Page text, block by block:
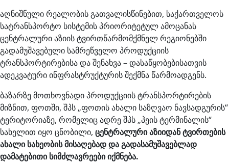
აღნიშნული რეალობის გათვალისწინებით, საქართველოს
სატრანსპორტო სისტემის პრიორიტეტულ ამოცანას
ცენტრალური აზიის ტვირთწარმომქმნელ რეგიონებში
გადამუშავებული სამრეწველო პროდუქციის
ტრანსპორტირებისა და შენახვა – დასაწყობებისათვის
ადეკვატური ინფრასტრუქტურის შექმნა წარმოადგენს.
ბაზარზე მოთხოვნადი პროდუქციის ტრანსპორტირების
მიზნით, ფოთში, შპს „ფოთის ახალი საზღვაო ნავსადგურის“
ტერიტორიაზე, რომელიც ადრე შპს „პეის ტერმინალის“
სახელით იყო ცნობილი, ცენტრალური აზიიდან ტვირთების
ახალი სახეობის მისაღებად და გადასამუშავებლად
დამატებითი სიმძლავრეები იქმნება.